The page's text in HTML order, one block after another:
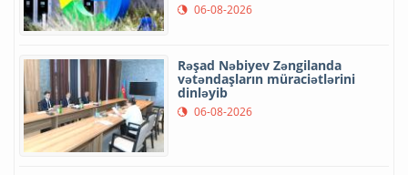
06-08-2026
Rəşad Nəbiyev Zəngilanda
vətəndaşların müraciətlərini
dinləyib
06-08-2026